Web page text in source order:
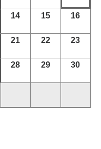
14 15 16
21 22 23
28 29 30